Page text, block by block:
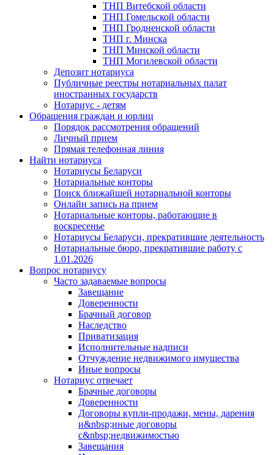
ТНП Витебской области
ТНП Гомельской области
ТНП Гродненской области
ТНП г. Минска
ТНП Минской области
ТНП Могилевской области
Депозит нотариуса
Публичные реестры нотариальных палат
иностранных государств
Нотариус - детям
Обращения граждан и юрлиц
Порядок рассмотрения обращений
Личный прием
Прямая телефонная линия
Найти нотариуса
Нотариусы Беларуси
Нотариальные конторы
Поиск ближайшей нотариальной конторы
Онлайн запись на прием
Нотариальные конторы, работающие в
воскресенье
Нотариусы Беларуси, прекратившие деятельность
Нотариальные бюро, прекратившие работу с
1.01.2026
Вопрос нотариусу
Часто задаваемые вопросы
Завещание
Доверенности
Брачный договор
Наследство
Приватизация
Исполнительные надписи
Отчуждение недвижимого имущества
Иные вопросы
Нотариус отвечает
Брачные договоры
Доверенности
Договоры купли-продажи, мены, дарения
и&nbsp;иные договоры
с&nbsp;недвижимостью
Завещания